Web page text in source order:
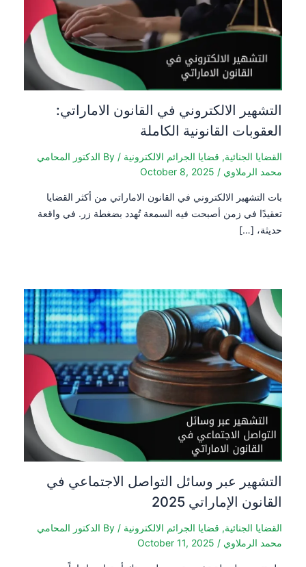
التشهير الالكتروني في القانون الاماراتي:
العقوبات القانونية الكاملة
القضايا الجنائية, قضايا الجرائم الالكترونية / By
الدكتور المحامي
محمد الرملاوي /
October 8, 2025
بات التشهير الالكتروني في القانون الاماراتي من أكثر القضايا
تعقيدًا في زمن أصبحت فيه السمعة تُهدد بضغطة زر. في واقعة
حديثة، […]
التشهير عبر وسائل التواصل الاجتماعي في
القانون الإماراتي 2025
القضايا الجنائية, قضايا الجرائم الالكترونية / By
الدكتور المحامي
محمد الرملاوي /
October 11, 2025